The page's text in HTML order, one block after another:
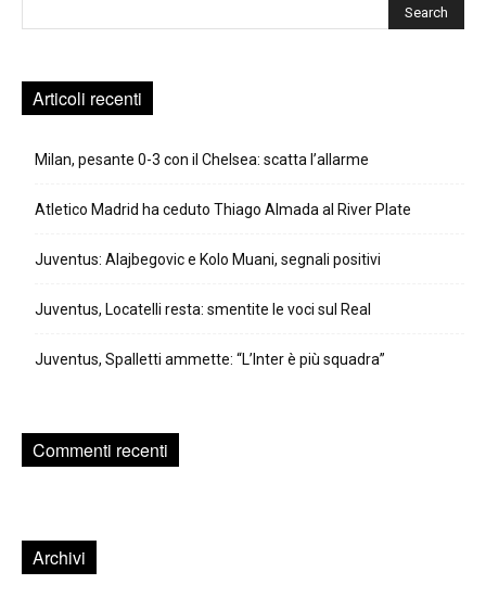
Articoli recenti
Milan, pesante 0-3 con il Chelsea: scatta l’allarme
Atletico Madrid ha ceduto Thiago Almada al River Plate
Juventus: Alajbegovic e Kolo Muani, segnali positivi
Juventus, Locatelli resta: smentite le voci sul Real
Juventus, Spalletti ammette: “L’Inter è più squadra”
Commenti recenti
Archivi